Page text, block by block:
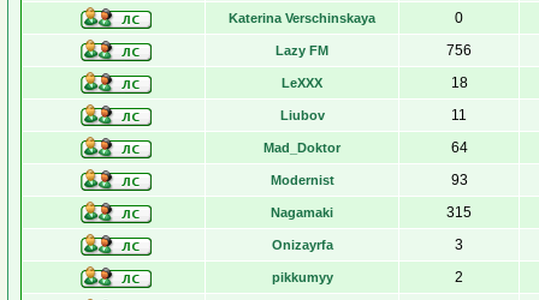
Katerina Verschinskaya 0
Lazy FM 756
LeXXX 18
Liubov 11
Mad_Doktor 64
Modernist 93
Nagamaki 315
Onizayrfa 3
pikkumyy 2